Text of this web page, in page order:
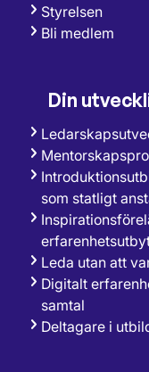
Styrelsen
Bli medlem
Din
som statligt
Leda utan att
Digitalt
samtal
Deltagare i